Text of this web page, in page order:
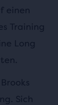
einen
Training
Long
Sich